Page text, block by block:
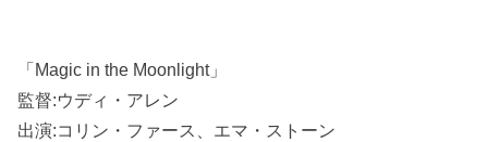
「Magic in the Moonlight」
監督:ウディ・アレン
出演:コリン・ファース、エマ・ストーン